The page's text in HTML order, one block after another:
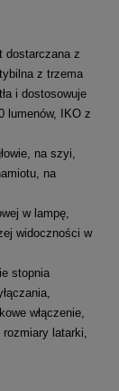
dostarczana z
z trzema
i dostosowuje
lumenów, IKO z
na szyi,
na
w lampę,
widoczności w
stopnia
włączenie,
latarki,